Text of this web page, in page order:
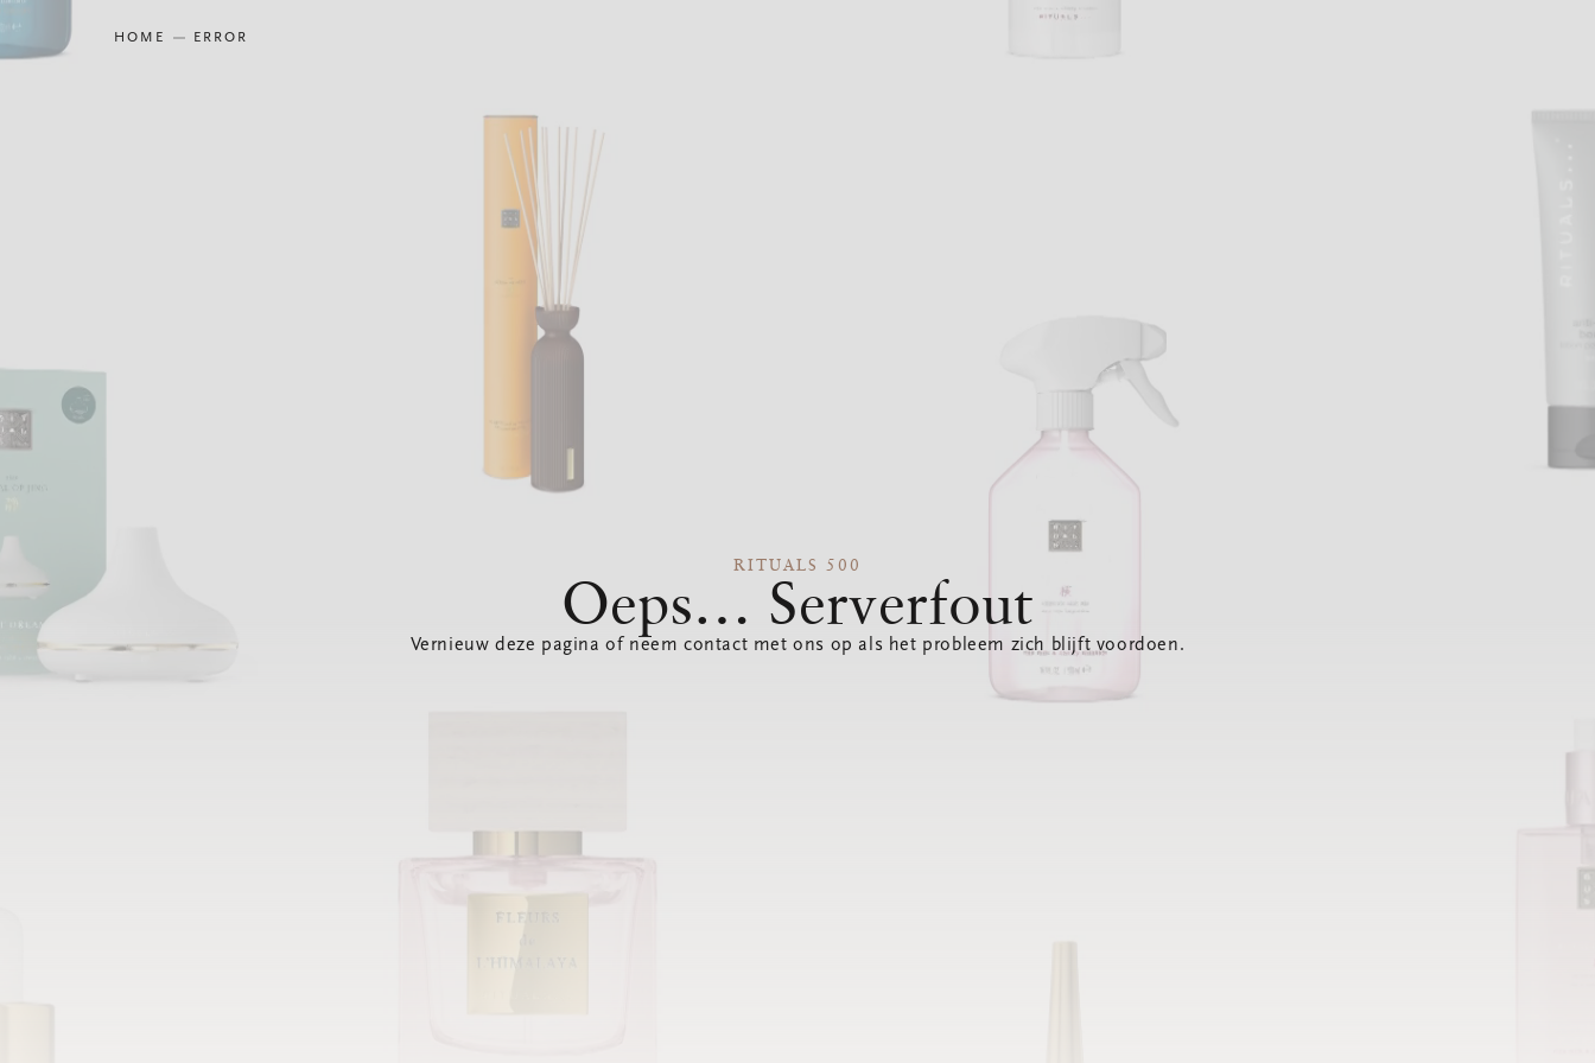
HOME ERROR
RITUALS 500
Oeps… Serverfout
Vernieuw deze pagina of neem contact met ons op als het probleem zich blijft voordoen.